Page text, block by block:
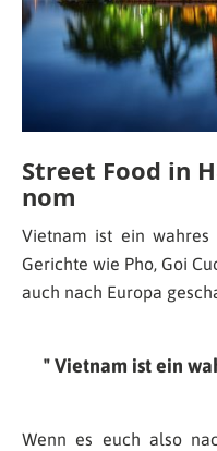
Street Food in
nom
Vietnam ist ein wahres
Gerichte wie Pho, Goi
auch nach Europa
Vietnam ist ein
Wenn es euch also